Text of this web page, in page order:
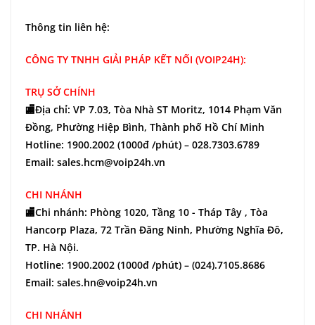
Thông tin liên hệ:
CÔNG TY TNHH GIẢI PHÁP KẾT NỐI (VOIP24H):
TRỤ SỞ CHÍNH
🏬Địa chỉ: VP 7.03, Tòa Nhà ST Moritz, 1014 Phạm Văn
Đồng, Phường Hiệp Bình, Thành phố Hồ Chí Minh
Hotline: 1900.2002 (1000đ /phút) – 028.7303.6789
Email: sales.hcm@voip24h.vn
CHI NHÁNH
🏬Chi nhánh: Phòng 1020, Tầng 10 - Tháp Tây , Tòa
Hancorp Plaza, 72 Trần Đăng Ninh, Phường Nghĩa Đô,
TP. Hà Nội.
Hotline: 1900.2002 (1000đ /phút) – (024).7105.8686
Email: sales.hn@voip24h.vn
CHI NHÁNH